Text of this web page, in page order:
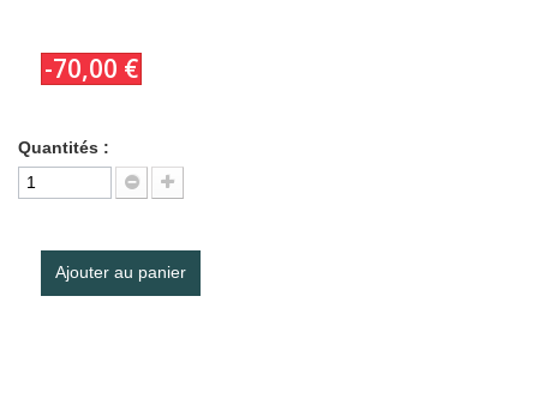
-70,00 €
Quantités :
Ajouter au panier